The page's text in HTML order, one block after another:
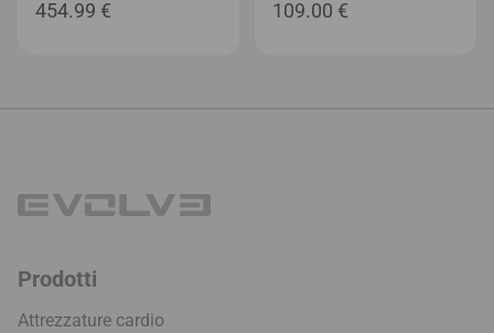
454.99 € 109.00 €
Prodotti
Attrezzature cardio